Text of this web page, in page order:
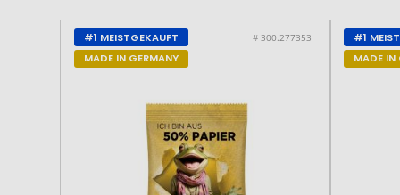
#1 MEISTGEKAUFT
MADE IN GERMANY
# 300.277353
#1
MADE IN